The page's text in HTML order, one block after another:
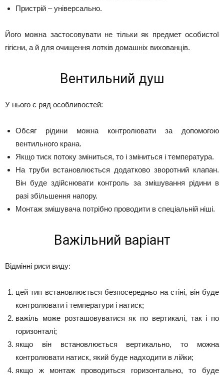
Пристрій – універсально.
Його можна застосовувати не тільки як предмет особистої
гігієни, а й для очищення лотків домашніх вихованців.
Вентильний душ
У нього є ряд особливостей:
Обсяг рідини можна контролювати за допомогою
вентильного крана.
Якщо тиск потоку зміниться, то і зміниться і температура.
На труби встановлюється додатково зворотний клапан.
Він буде здійснювати контроль за змішування рідини в
разі збільшення напору.
Монтаж змішувача потрібно проводити в спеціальній ніші.
Важільний варіант
Відмінні риси виду:
цей тип встановлюється безпосередньо на стіні, він буде
контролювати і температури і натиск;
важіль може розташовуватися як по вертикалі, так і по
горизонталі;
якщо він встановлюється вертикально, то можна
контролювати натиск, який буде надходити в лійки;
якщо ж монтаж проводиться горизонтально, то буде